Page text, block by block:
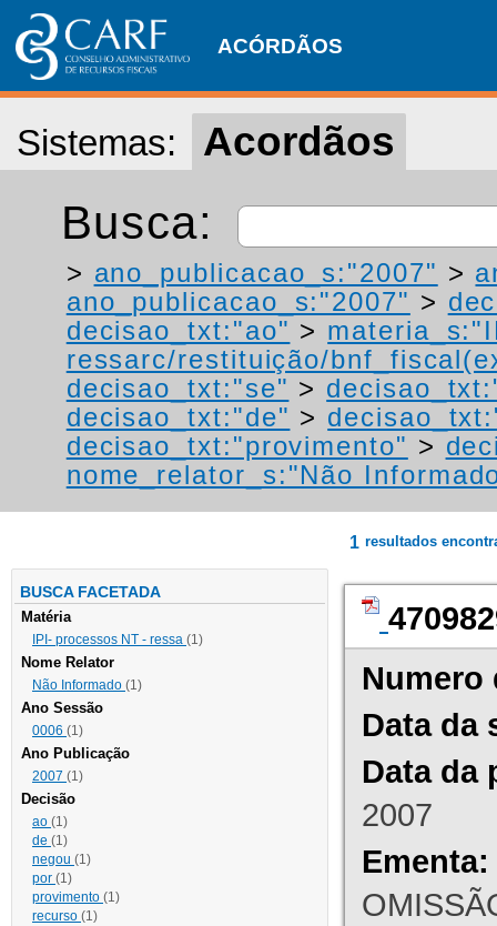
ACÓRDÃOS
Sistemas: Acordãos
Busca:
> ano_publicacao_s:"2007" >
ano_publicacao_s:"2007" >
decisao_txt:"ao" >
ressarc/restituição/
decisao_txt:"se" >
decisao_txt:"de" >
decisao_txt:"provimento" >
nome_relator_s:"Não
BUSCA FACETADA
Matéria
IPI- processos NT - ressa (1)
Nome Relator
Não Informado (1)
Ano Sessão
0006 (1)
Ano Publicação
2007 (1)
Decisão
ao (1)
de (1)
negou (1)
por (1)
provimento (1)
recurso (1)
1 resultados
Numero
Data da
Data da
2007
Ementa: